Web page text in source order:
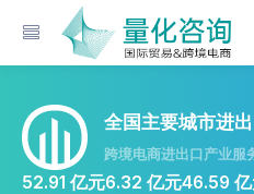
全国主要城市进
跨境电商进出口产业服
52.91 亿元6.32 亿元46.59